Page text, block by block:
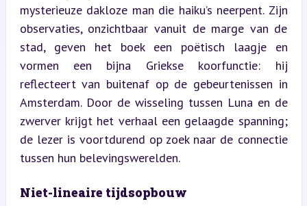
mysterieuze dakloze man die haiku’s neerpent. Zijn
observaties, onzichtbaar vanuit de marge van de
stad, geven het boek een poëtisch laagje en
vormen een bijna Griekse koorfunctie: hij
reflecteert van buitenaf op de gebeurtenissen in
Amsterdam. Door de wisseling tussen Luna en de
zwerver krijgt het verhaal een gelaagde spanning;
de lezer is voortdurend op zoek naar de connectie
tussen hun belevingswerelden.
Niet-lineaire tijdsopbouw